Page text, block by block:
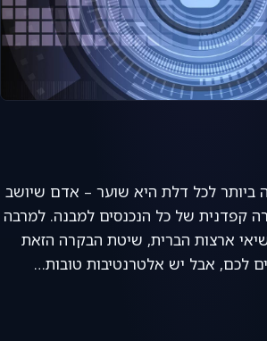
ביותר לכל דלת היא שוער – אדם שיושב
קפדנית של כל הנכנסים למבנה. למרבה
ארצות הברית, שיטת הבקרה הזאת
לכם, אבל יש אלטרנטיבות טובות…